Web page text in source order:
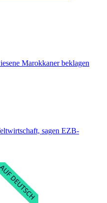
Marokkaner beklagen
sagen EZB-